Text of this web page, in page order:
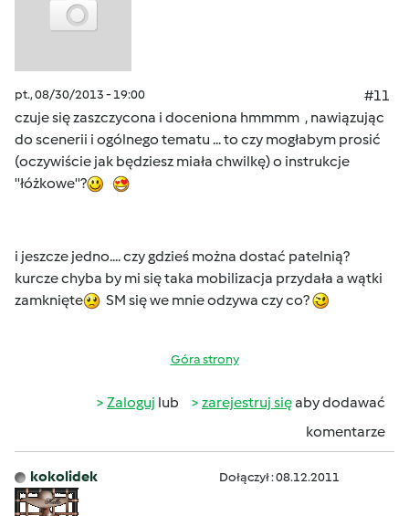
pt., 08/30/2013 - 19:00
#11
czuje się zaszczycona i doceniona hmmmm , nawiązując
do scenerii i ogólnego tematu ... to czy mogłabym prosić
(oczywiście jak będziesz miała chwilkę) o instrukcje
''łóżkowe''?
i jeszcze jedno.... czy gdzieś można dostać patelnią?
kurcze chyba by mi się taka mobilizacja przydała a wątki
zamknięte
SM się we mnie odzywa czy co?
Góra strony
Zaloguj lub zarejestruj sięaby dodawać
komentarze
kokolidek Dołączył : 08.12.2011